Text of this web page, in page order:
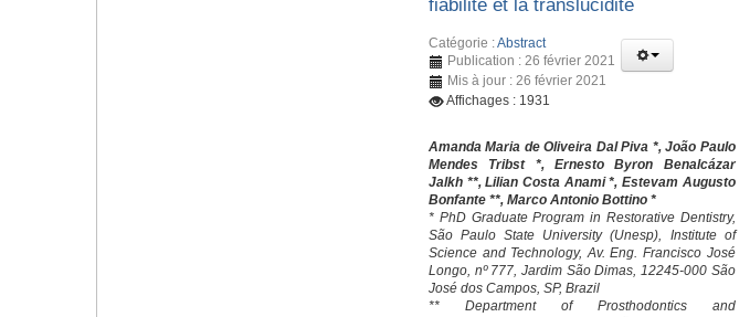
fiabilité et la translucidité
Catégorie :Abstract
Publication : 26 février 2021
Mis à jour : 26 février 2021
Affichages : 1931
Amanda Maria de Oliveira Dal Piva *, João Paulo
Mendes Tribst *, Ernesto Byron Benalcázar
Jalkh **, Lilian Costa Anami *, Estevam Augusto
Bonfante **, Marco Antonio Bottino *
* PhD Graduate Program in Restorative Dentistry,
São Paulo State University (Unesp), Institute of
Science and Technology, Av. Eng. Francisco José
Longo, nº 777, Jardim São Dimas, 12245-000 São
José dos Campos, SP, Brazil
** Department of Prosthodontics and